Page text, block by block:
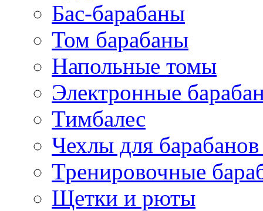
Бас-барабаны
Том барабаны
Напольные томы
Электронные
Тимбалес
Чехлы для
Тренировочные
Щетки и рюты